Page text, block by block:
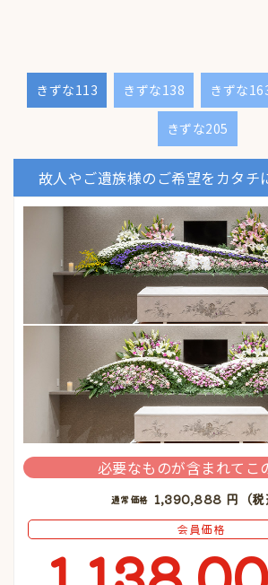
きずな113 きずな138 きずな
きずな205
故人やご遺族様のご希望をカタチ
必要なものが含まれてこ
通常価格 1,390,888 円（税
会員価格